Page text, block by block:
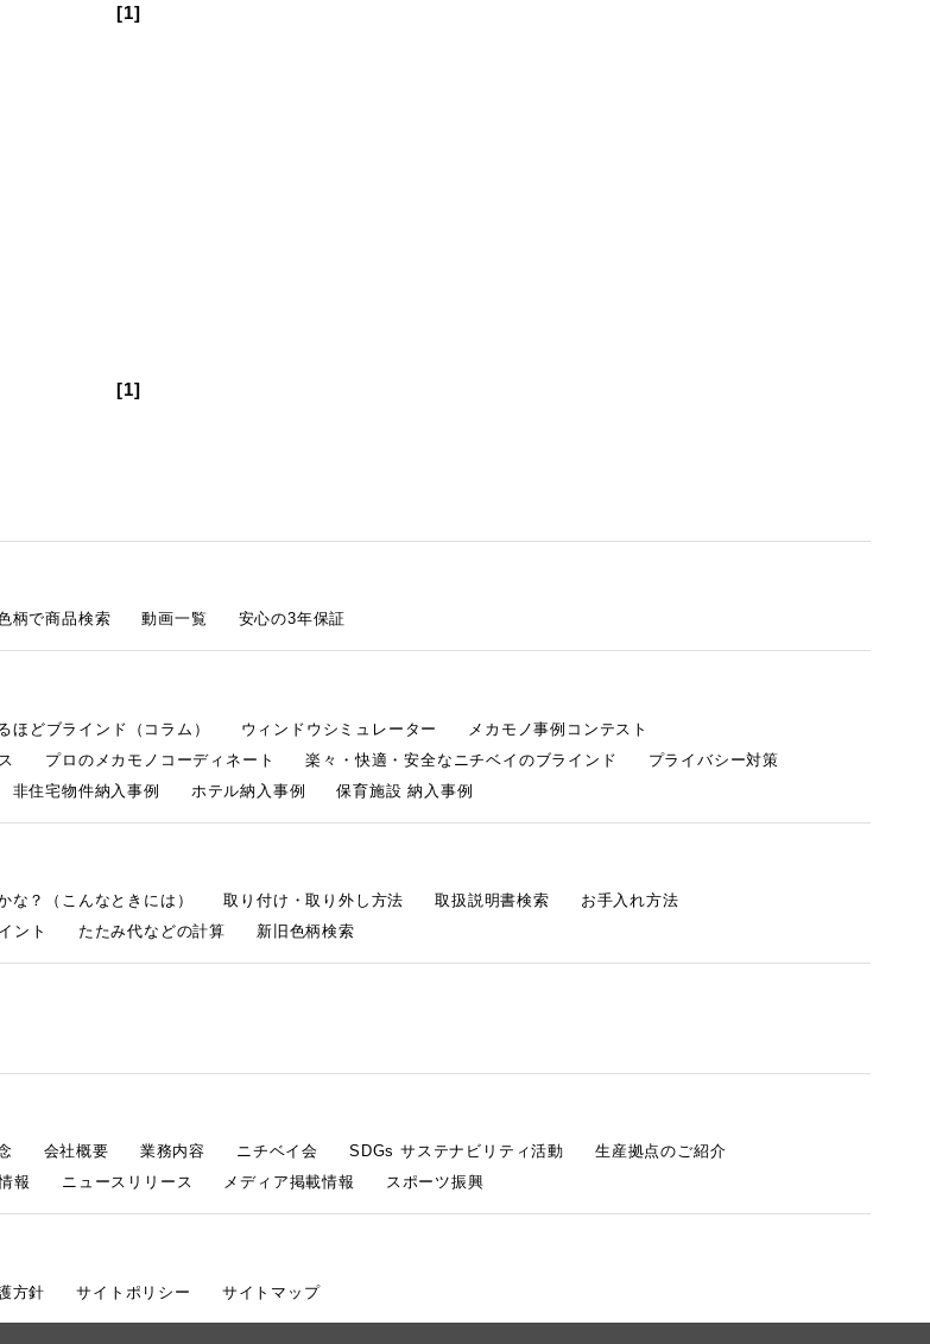
[1]
[1]
柄で商品検索 動画一覧 安心の3年保証
ほどブラインド（コラム） ウィンドウシミュレーター
メカモノ事例コンテスト
プロのメカモノコーディネート 楽々・快適・安全なニチベイのブラインド
プライバシー対策
非住宅物件納入事例 ホテル納入事例 保育施設 納入事例
な？（こんなときには） 取り付け・取り外し方法 取扱説明書検索
お手入れ方法
ント たたみ代などの計算 新旧色柄検索
会社概要 業務内容 ニチベイ会 SDGs サステナビリティ活動
生産拠点のご紹介
報 ニュースリリース メディア掲載情報 スポーツ振興
方針 サイトポリシー サイトマップ